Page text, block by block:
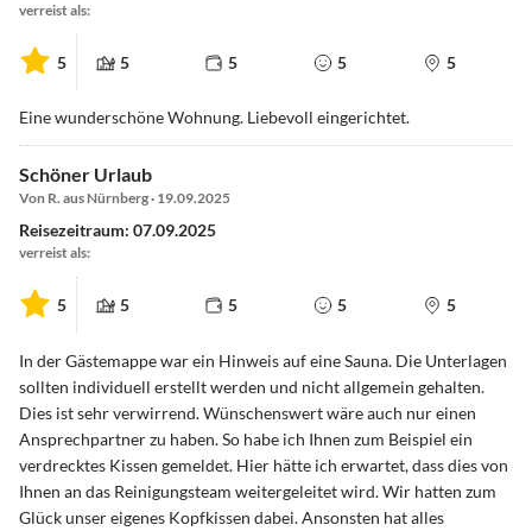
verreist als:
5 5 5 5 5
Eine wunderschöne Wohnung. Liebevoll eingerichtet.
Schöner Urlaub
Von R. aus Nürnberg · 19.09.2025
Reisezeitraum: 07.09.2025
verreist als:
5 5 5 5 5
In der Gästemappe war ein Hinweis auf eine Sauna. Die Unterlagen
sollten individuell erstellt werden und nicht allgemein gehalten.
Dies ist sehr verwirrend. Wünschenswert wäre auch nur einen
Ansprechpartner zu haben. So habe ich Ihnen zum Beispiel ein
verdrecktes Kissen gemeldet. Hier hätte ich erwartet, dass dies von
Ihnen an das Reinigungsteam weitergeleitet wird. Wir hatten zum
Glück unser eigenes Kopfkissen dabei. Ansonsten hat alles